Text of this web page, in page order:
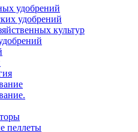
удобрений
удобрений
культур
пеллеты